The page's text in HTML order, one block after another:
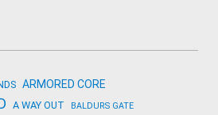
ARMORED CORE
A WAY OUT BALDURS GATE